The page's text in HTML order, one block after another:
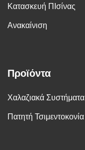
Κατασκευή ΠΙσίνας
Ανακαίνιση
Προϊόντα
Χαλαζιακά Συστήματα
Πατητή Τσιμεντοκονία